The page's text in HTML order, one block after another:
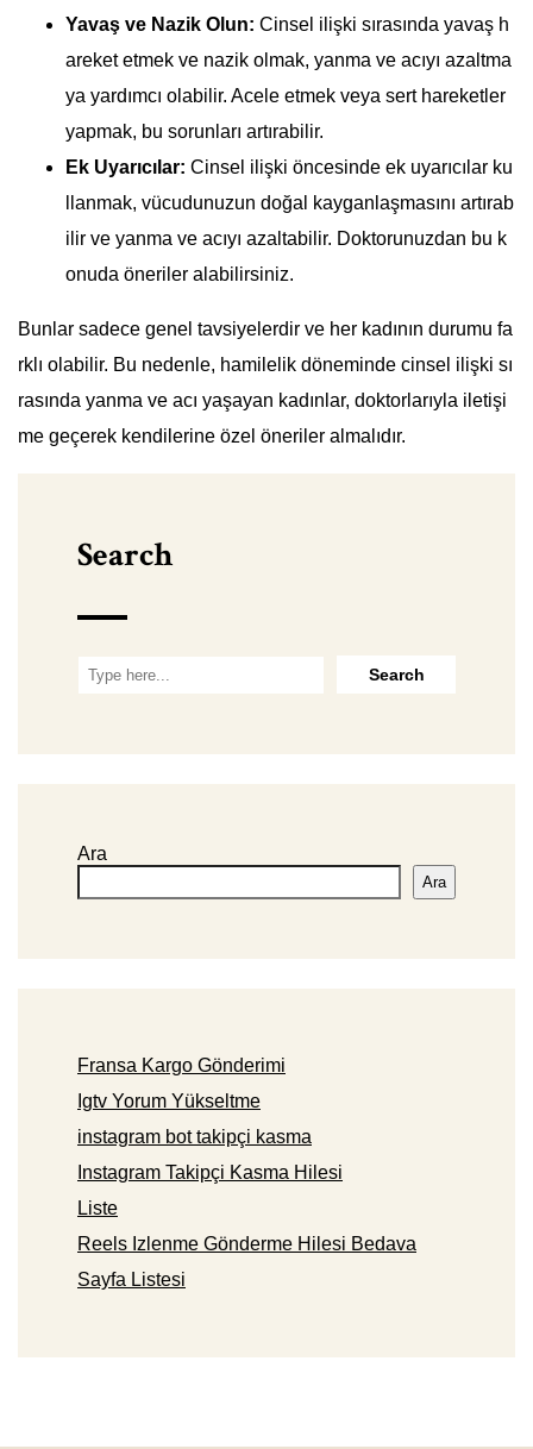
Yavaş ve Nazik Olun: Cinsel ilişki sırasında yavaş h
areket etmek ve nazik olmak, yanma ve acıyı azaltma
ya yardımcı olabilir. Acele etmek veya sert hareketler
yapmak, bu sorunları artırabilir.
Ek Uyarıcılar: Cinsel ilişki öncesinde ek uyarıcılar ku
llanmak, vücudunuzun doğal kayganlaşmasını artırab
ilir ve yanma ve acıyı azaltabilir. Doktorunuzdan bu k
onuda öneriler alabilirsiniz.
Bunlar sadece genel tavsiyelerdir ve her kadının durumu fa
rklı olabilir. Bu nedenle, hamilelik döneminde cinsel ilişki sı
rasında yanma ve acı yaşayan kadınlar, doktorlarıyla iletişi
me geçerek kendilerine özel öneriler almalıdır.
Search
Ara
Ara
Fransa Kargo Gönderimi
Igtv Yorum Yükseltme
instagram bot takipçi kasma
Instagram Takipçi Kasma Hilesi
Liste
Reels Izlenme Gönderme Hilesi Bedava
Sayfa Listesi